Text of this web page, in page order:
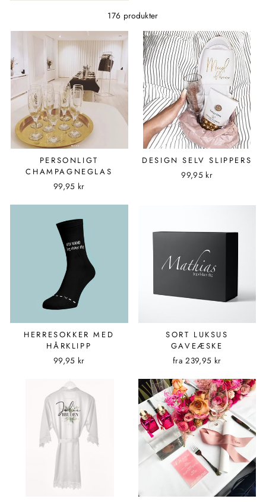
176 produkter
PERSONLIGT
CHAMPAGNEGLAS
99,95 kr
DESIGN SELV SLIPPERS
99,95 kr
HERRESOKKER MED
HÅRKLIPP
99,95 kr
SORT LUKSUS
GAVEÆSKE
fra239,95 kr